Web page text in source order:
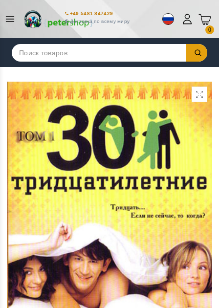
+49 5481 847429
Доставка по всему миру
0
Искать: